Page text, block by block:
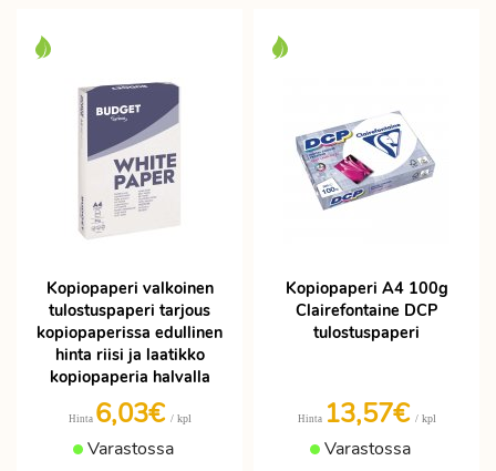
Kopiopaperi valkoinen
tulostuspaperi tarjous
kopiopaperissa edullinen
hinta riisi ja laatikko
kopiopaperia halvalla
Hinta 6,03€ / kpl
Varastossa
Kopiopaperi A4 100g
Clairefontaine DCP
tulostuspaperi
Hinta 13,57€ / kpl
Varastossa